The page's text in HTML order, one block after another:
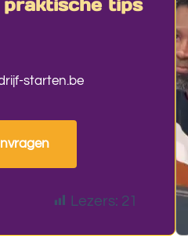
tips
starten.be
Lezers: 21